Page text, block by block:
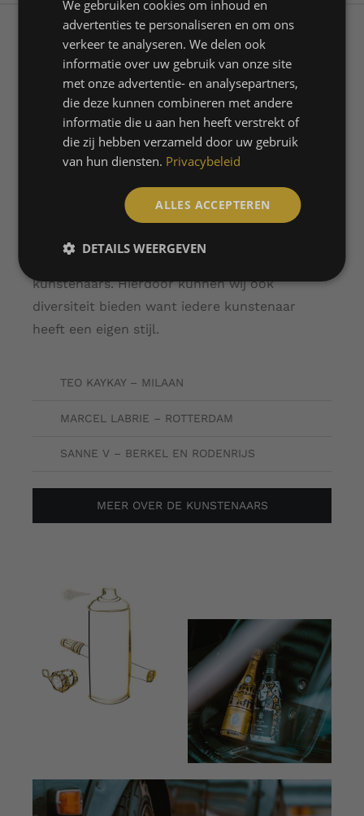
Het concept van Champagne is art
De creatie van
unieke kunst.
In samenwerking met
kunstenaars wereldwijd.
kunstenaars. Hierdoor kunnen wij ook
diversiteit bieden want iedere kunstenaar
heeft een eigen stijl.
TEO KAYKAY – MILAAN
MARCEL LABRIE – ROTTERDAM
SANNE V – BERKEL EN RODENRIJS
MEER OVER DE KUNSTENAARS
We gebruiken cookies om inhoud en
advertenties te personaliseren en om ons
verkeer te analyseren. We delen ook
informatie over uw gebruik van onze site
met onze advertentie- en analysepartners,
die deze kunnen combineren met andere
informatie die u aan hen heeft verstrekt of
die zij hebben verzameld door uw gebruik
van hun diensten. Privacybeleid
ALLES ACCEPTEREN
DETAILS WEERGEVEN